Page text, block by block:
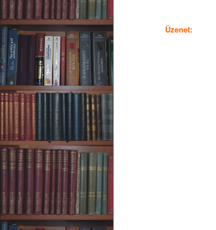
Üzenet: